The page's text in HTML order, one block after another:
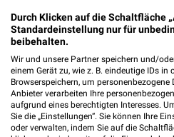
4,2 km
Angebote ab 08.08.
Gültig bis Fr. 14.08.
XXXLutz
Durch Klicken auf die Schaltfläche
Standardeinstellung nur für
beibehalten.
Wir und unsere Partner speichern und/
einem Gerät zu, wie z. B. eindeutige IDs in
Browserspeichern, um personenbezogene
Anbieter verarbeiten Ihre
aufgrund eines berechtigten Interesses.
Sie die „Einstellungen“. Sie können Ihre
oder verwalten, indem Sie auf die